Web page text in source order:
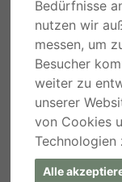
Bedürfnisse
nutzen wir
messen, um
Besucher
weiter zu
unserer
von Cookies
Technologien
Alle